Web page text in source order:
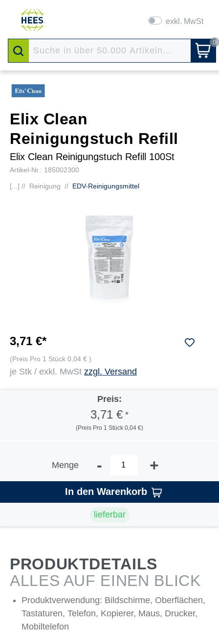
exkl. MwSt
0
Elix Clean
Reinigungstuch Refill
Elix Clean Reinigungstuch Refill 100St
Artikel-Nr.: 185002300
[...] // Reinigung // EDV-Reinigungsmittel
3,71 €*
(Preis Pro 1 Stück 0,04 € )
je Stk / exkl. MwSt zzgl. Versand
Preis:
3,71 € *
(Preis Pro 1 Stück 0,04 €)
Menge - +
In den Warenkorb
lieferbar
PRODUKTDETAILS
ALLES AUF EINEN BLICK
Produktverwendung: Bildschirme, Oberflächen,
Tastaturen, Telefon, Kopierer, Maus, Drucker,
Mobiltelefon